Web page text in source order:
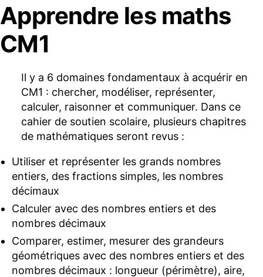
Apprendre les maths
CM1
Il y a 6 domaines fondamentaux à acquérir en
CM1 : chercher, modéliser, représenter,
calculer, raisonner et communiquer. Dans ce
cahier de soutien scolaire, plusieurs chapitres
de mathématiques seront revus :
Utiliser et représenter les grands nombres
entiers, des fractions simples, les nombres
décimaux
Calculer avec des nombres entiers et des
nombres décimaux
Comparer, estimer, mesurer des grandeurs
géométriques avec des nombres entiers et des
nombres décimaux : longueur (périmètre), aire,